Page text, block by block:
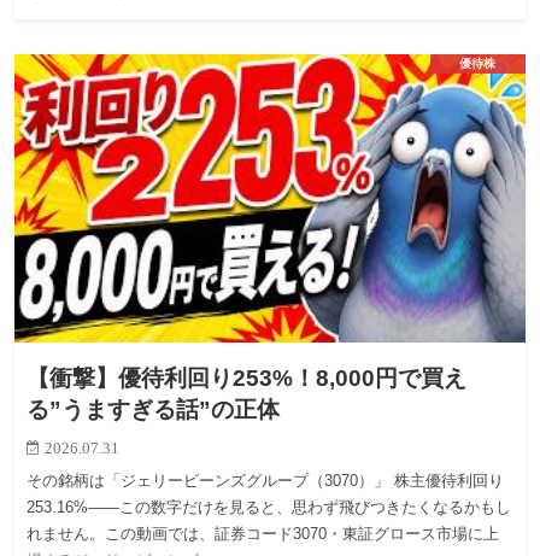
優待株
【衝撃】優待利回り253%！8,000円で買え
る”うますぎる話”の正体
2026.07.31
その銘柄は「ジェリービーンズグループ（3070）」 株主優待利回り
253.16%——この数字だけを見ると、思わず飛びつきたくなるかもし
れません。この動画では、証券コード3070・東証グロース市場に上